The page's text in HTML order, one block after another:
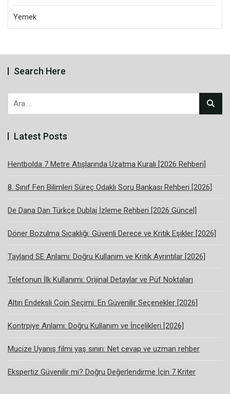
Yemek
Search Here
Arama:
Latest Posts
Hentbolda 7 Metre Atışlarında Uzatma Kuralı [2026 Rehberi]
8. Sınıf Fen Bilimleri Süreç Odaklı Soru Bankası Rehberi [2026]
De Dana Dan Türkçe Dublaj İzleme Rehberi [2026 Güncel]
Döner Bozulma Sıcaklığı: Güvenli Derece ve Kritik Eşikler [2026]
Tayland SE Anlamı: Doğru Kullanım ve Kritik Ayrıntılar [2026]
Telefonun İlk Kullanımı: Orijinal Detaylar ve Püf Noktaları
Altın Endeksli Coin Seçimi: En Güvenilir Seçenekler [2026]
Kontrpiye Anlamı: Doğru Kullanım ve İncelikleri [2026]
Mucize Uyanış filmi yaş sınırı: Net cevap ve uzman rehber
Ekspertiz Güvenilir mi? Doğru Değerlendirme İçin 7 Kriter